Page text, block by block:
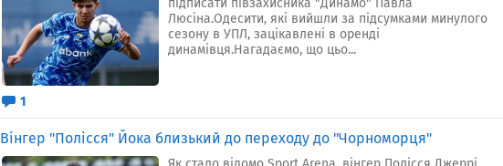
підписати півзахисника "Динамо" Павла
Люсіна.Одесити, які вийшли за підсумками минулого
сезону в УПЛ, зацікавлені в оренді
динамівця.Нагадаємо, що цьо...
1
Вінгер "Полісся" Йока близький до переходу до "Чорноморця"